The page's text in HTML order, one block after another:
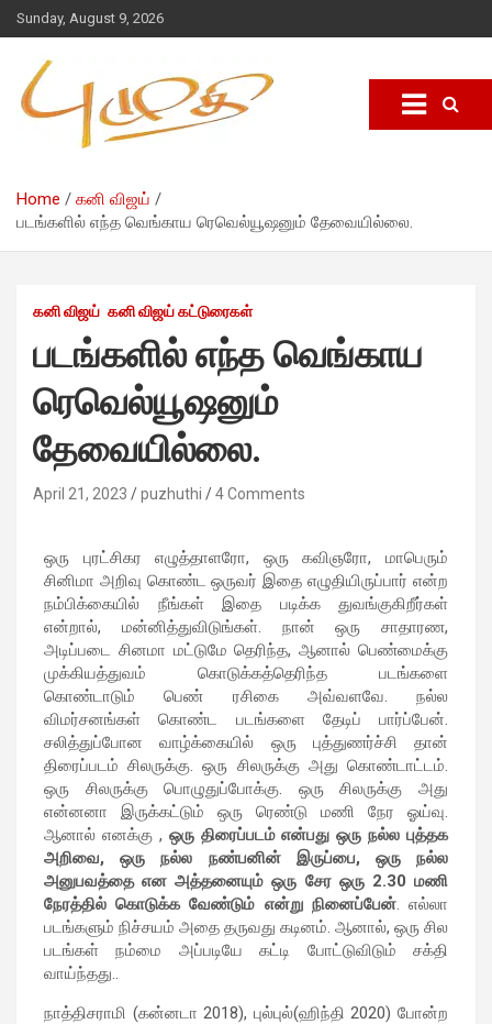
Sunday, August 9, 2026
Home
கனி விஜய்
படங்களில் எந்த வெங்காய ரெவெல்யூஷனும் தேவையில்லை.
கனி விஜய் கனி விஜய் கட்டுரைகள்
படங்களில் எந்த வெங்காய
ரெவெல்யூஷனும்
தேவையில்லை.
April 21, 2023 puzhuthi 4 Comments
ஒரு புரட்சிகர எழுத்தாளரோ, ஒரு கவிஞரோ, மாபெரும்
சினிமா அறிவு கொண்ட ஒருவர் இதை எழுதியிருப்பார் என்ற
நம்பிக்கையில் நீங்கள் இதை படிக்க துவங்குகிறீர்கள்
என்றால், மன்னித்துவிடுங்கள். நான் ஒரு சாதாரண,
அடிப்படை சினமா மட்டுமே தெரிந்த, ஆனால் பெண்மைக்கு
முக்கியத்துவம் கொடுக்கத்தெரிந்த படங்களை
கொண்டாடும் பெண் ரசிகை அவ்வளவே. நல்ல
விமர்சனங்கள் கொண்ட படங்களை தேடிப் பார்ப்பேன்.
சலித்துப்போன வாழ்க்கையில் ஒரு புத்துணர்ச்சி தான்
திரைப்படம் சிலருக்கு. ஒரு சிலருக்கு அது கொண்டாட்டம்.
ஒரு சிலருக்கு பொழுதுப்போக்கு. ஒரு சிலருக்கு அது
என்னனா இருக்கட்டும் ஒரு ரெண்டு மணி நேர ஓய்வு.
ஆனால் எனக்கு , ஒரு திரைப்படம்என்பதுஒருநல்ல புத்தக
அறிவை,ஒருநல்ல நண்பனின் இருப்பை, ஒருநல்ல
அனுபவத்தைஎனஅத்தனையும்ஒரு சேர ஒரு 2.30மணி
நேரத்தில்கொடுக்கவேண்டும் என்று நினைப்பேன். எல்லா
படங்களும் நிச்சயம் அதை தருவது கடினம். ஆனால், ஒரு சில
படங்கள் நம்மை அப்படியே கட்டி போட்டுவிடும் சக்தி
வாய்ந்தது..
நாத்திசராமி (கன்னடா 2018), புல்புல்(ஹிந்தி 2020) போன்ற